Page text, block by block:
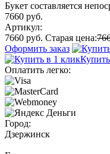
Букет составляется
7660 руб.
Артикул:
7660 руб. Старая цена:
Оформить заказ
Оплатить легко:
Город:
Дзержинск